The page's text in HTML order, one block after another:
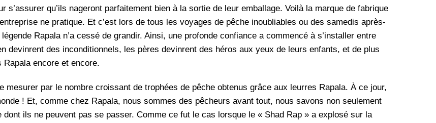
qu’ils nageront parfaitement bien à la sortie de leur emballage. Voilà la marque de fabrique
ne pratique. Et c’est lors de tous les voyages de pêche inoubliables ou des samedis après-
Rapala n’a cessé de grandir. Ainsi, une profonde confiance a commencé à s’installer entre
devinrent des inconditionnels, les pères devinrent des héros aux yeux de leurs enfants, et de plus
encore et encore.
par le nombre croissant de trophées de pêche obtenus grâce aux leurres Rapala. À ce jour,
! Et, comme chez Rapala, nous sommes des pêcheurs avant tout, nous savons non seulement
ils ne peuvent pas se passer. Comme ce fut le cas lorsque le « Shad Rap » a explosé sur la